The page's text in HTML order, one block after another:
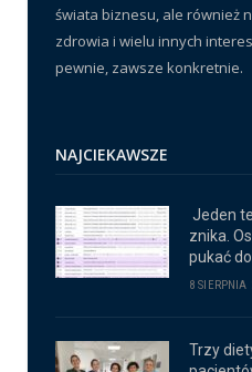
świata biznesu, ale również
zdrowia i wielu innych
pewnie, zawsze konkretnie.
NAJCIEKAWSZE
Jeden
znika.
pukać
8 SIERPNIA
Trzy